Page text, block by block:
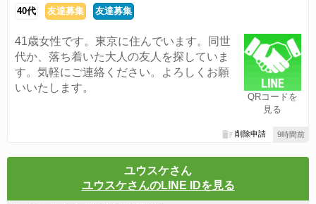
40代 友達募集 友達募集
QRコードを
見る
41歳女性です。東京に住んでいます。同世
代か、落ち着いた大人の友人を探していま
す。気軽にご連絡ください。よろしくお願
いいたします。
9時間前
削除申請
ユウスケさん
ユウスケさんのLINE IDを見る